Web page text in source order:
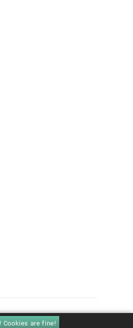
Cookies are fine!